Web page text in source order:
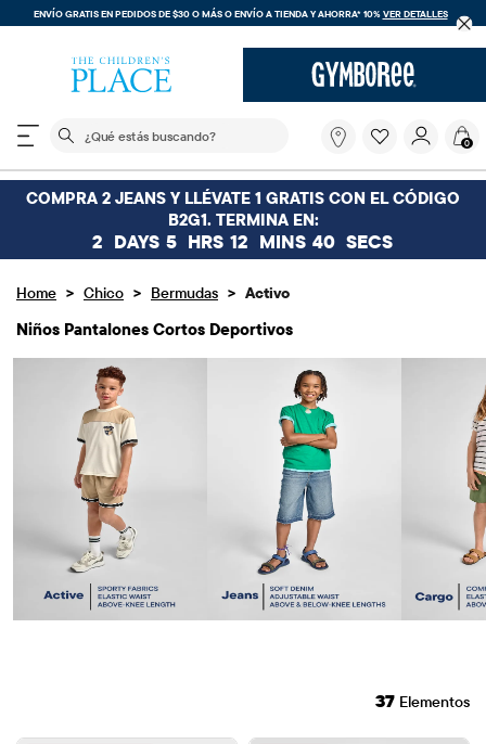
ENVÍO GRATIS EN PEDIDOS DE $30 O MÁS OENVÍO A TIENDA Y AHORRA* 10%VER DETALLES
El siguiente campo de búsqueda filtra las
buscando?
0
COMPRA 2 JEANS Y LLÉVATE 1 GRATIS CON EL CÓDIGO
B2G1. TERMINA EN:
2 DAYS 5 HRS 12 MINS 28 SECS
Home > Chico > Bermudas > Activo
Niños Pantalones Cortos Deportivos
37 Elementos